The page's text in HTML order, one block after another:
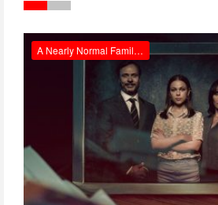
A Nearly Normal Family รีวิว Netflix